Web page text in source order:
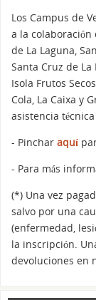
Los Campus de
a la colaboración
de La Laguna,
Santa Cruz de La
Isola Frutos
Cola, La Caixa y
asistencia
- Pinchar aquí
- Para más
(*) Una vez
salvo por una
(enfermedad,
la inscripción.
devoluciones en